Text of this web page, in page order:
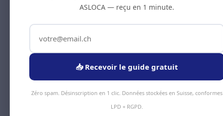
ASLOCA — reçu en 1 minute.
📥 Recevoir le guide gratuit
Zéro spam. Désinscription en 1 clic. Données stockées en Suisse, conformes
LPD + RGPD.